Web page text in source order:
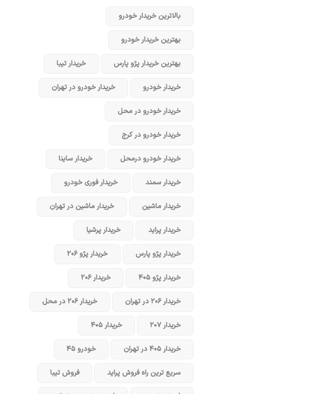
بالاترین خریدار خودرو
بهترین خریدار خودرو
بهترین خریدار پژو پارس خریدار تیبا
خریدار خودرو خریدار خودرو در تهران
خریدار خودرو در محل
خریدار خودرو در کرج
خریدار خودرو در‌محل خریدار ساینا
خریدار سمند خریدار فوری خودرو
خریدار ماشین خریدار ماشین در تهران
خریدار پراید خریدار پرشیا
خریدار پژو پارس خریدار پژو ۲۰۶
خریدار پژو ۴۰۵ خریدار ۲۰۶
خریدار ۲۰۶ در تهران خریدار ۲۰۶ در محل
خریدار ۲۰۷ خریدار ۴۰۵
خریدار ۴۰۵ در تهران خودرو ۴۵
سریع ترین راه فروش پراید فروش تیبا